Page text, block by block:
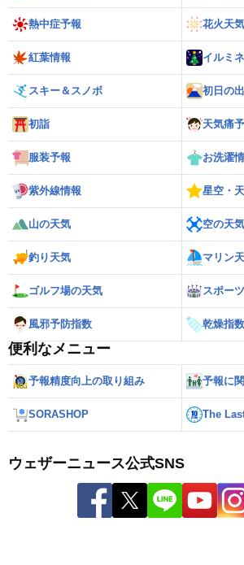
熱中症予報 花火天気
紅葉情報 イルミ
スキー＆スノボ 初日の出
初詣 天気痛
服装予報 お洗濯
紫外線情報 星空・
山の天気 空の天気
釣り天気 マリン
ゴルフ場の天気 スポー
風邪予防指数 乾燥指数
便利なメニュー
予報精度向上の取り組み 予報に
SORASHOP The
ウェザーニュース公式SNS